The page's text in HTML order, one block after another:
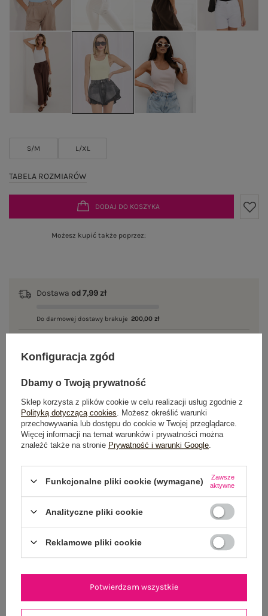
S/M L/XL
TABELA ROZMIARÓW
DODAJ DO KOSZYKA
Możesz kupić także poprzez:
Dostawa od 7,99 zł
Do darmowej dostawy brakuje 200,00 zł
100 dni na zwrot
OPIS PRODUKTU
GŁÓWNE PARAMETRY
OSTATNIO OGLĄDANE
Konfiguracja zgód
Dbamy o Twoją prywatność
Sklep korzysta z plików cookie w celu realizacji usług zgodnie z
Polityką dotyczącą cookies . Możesz określić warunki
przechowywania lub dostępu do cookie w Twojej przeglądarce.
Więcej informacji na temat warunków i prywatności można
znaleźć także na stronie Prywatność i warunki Google
Funkcjonalne pliki cookie (wymagane)
Zawsze
aktywne
Analityczne pliki cookie
Reklamowe pliki cookie
Potwierdzam wszystkie